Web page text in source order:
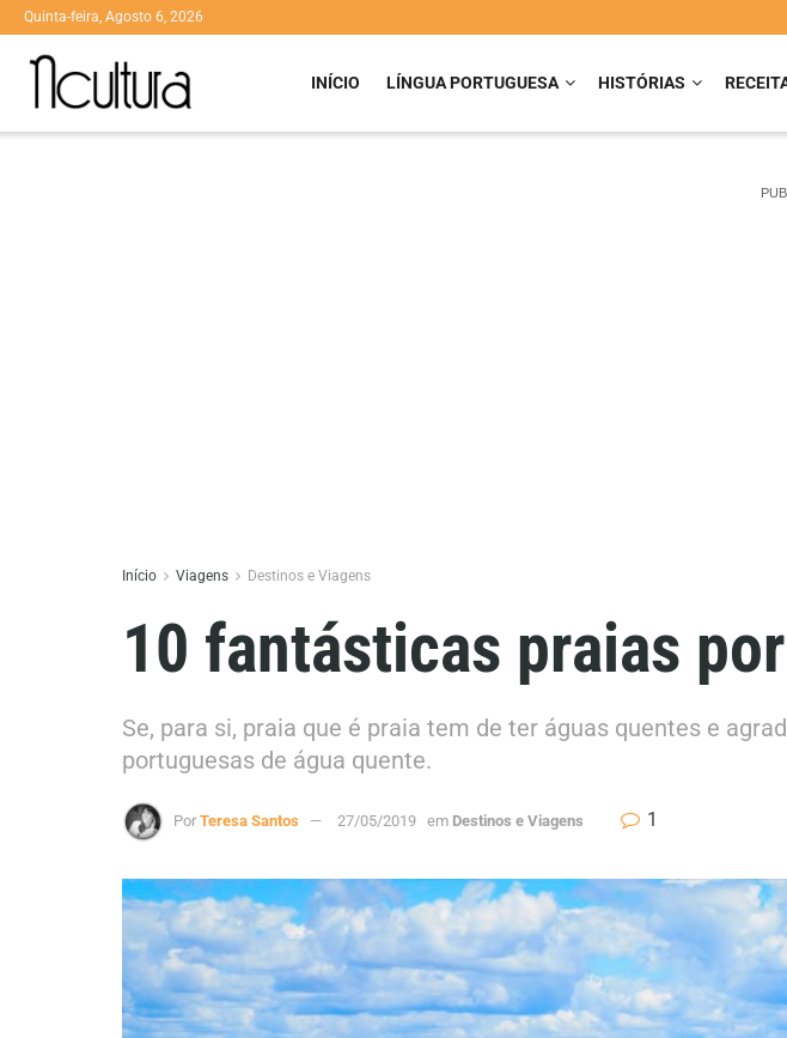
Quinta-feira, Agosto 6, 2026
INÍCIO LÍNGUA PORTUGUESA HISTÓRIAS
Início Viagens Destinos e Viagens
10 fantásticas praias
Se, para si, praia que é praia tem de ter águas quentes e
portuguesas de água quente.
Por Teresa Santos 27/05/2019 em Destinos e Viagens 1